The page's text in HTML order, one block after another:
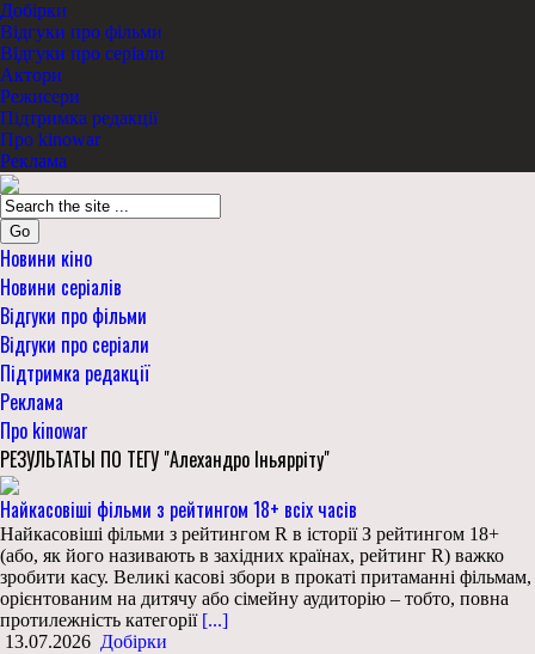
Добірки
Відгуки про фільми
Відгуки про серіали
Актори
Режисери
Підтримка редакції
Про kinowar
Реклама
Go
Новини кіно
Новини серіалів
Відгуки про фільми
Відгуки про серіали
Підтримка редакції
Реклама
Про kinowar
РЕЗУЛЬТАТЫ ПО ТЕГУ "Алехандро Іньярріту"
Найкасовіші фільми з рейтингом 18+ всіх часів
Найкасовіші фільми з рейтингом R в історії З рейтингом 18+
(або, як його називають в західних країнах, рейтинг R) важко
зробити касу. Великі касові збори в прокаті притаманні фільмам,
орієнтованим на дитячу або сімейну аудиторію – тобто, повна
протилежність категорії[...]
13.07.2026 Добірки